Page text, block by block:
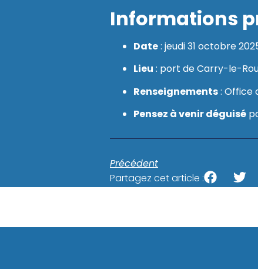
Informations
Date: jeudi 31 octobre
Lieu : port de Carry-le-
Renseignements: Office
Pensez à venir déguisé
Précédent
Partagez cet article :